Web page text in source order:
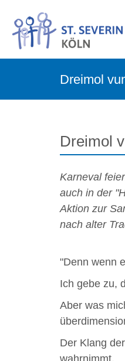
Dreimol
Dreimol
Karneval
auch in der
Aktion zur
nach alter
"Denn wenn
Ich gebe zu,
Aber was
Der Klang
wahrnimmt.